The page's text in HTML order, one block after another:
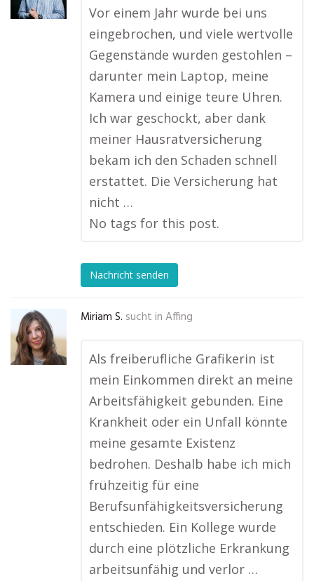
Vor einem Jahr wurde bei uns
eingebrochen, und viele wertvolle
Gegenstände wurden gestohlen –
darunter mein Laptop, meine
Kamera und einige teure Uhren.
Ich war geschockt, aber dank
meiner Hausratversicherung
bekam ich den Schaden schnell
erstattet. Die Versicherung hat
nicht …
No tags for this post.
Nachricht senden
Miriam S. sucht in Affing
Als freiberufliche Grafikerin ist
mein Einkommen direkt an meine
Arbeitsfähigkeit gebunden. Eine
Krankheit oder ein Unfall könnte
meine gesamte Existenz
bedrohen. Deshalb habe ich mich
frühzeitig für eine
Berufsunfähigkeitsversicherung
entschieden. Ein Kollege wurde
durch eine plötzliche Erkrankung
arbeitsunfähig und verlor …